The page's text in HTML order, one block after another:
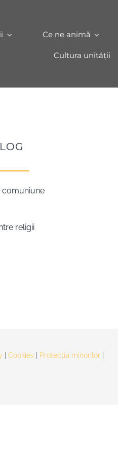
Ce ne animă
Cultura unității
comuniune
religii
|Cookies Protecția minorilor